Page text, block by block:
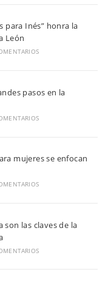
para Inés” honra la
León
pasos en la
mujeres se enfocan
son las claves de la